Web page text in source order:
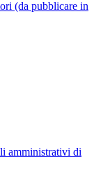
(da pubblicare in
amministrativi di